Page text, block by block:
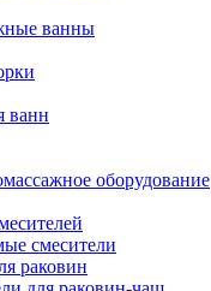
ванны
ванн
оборудование
смесители
раковин